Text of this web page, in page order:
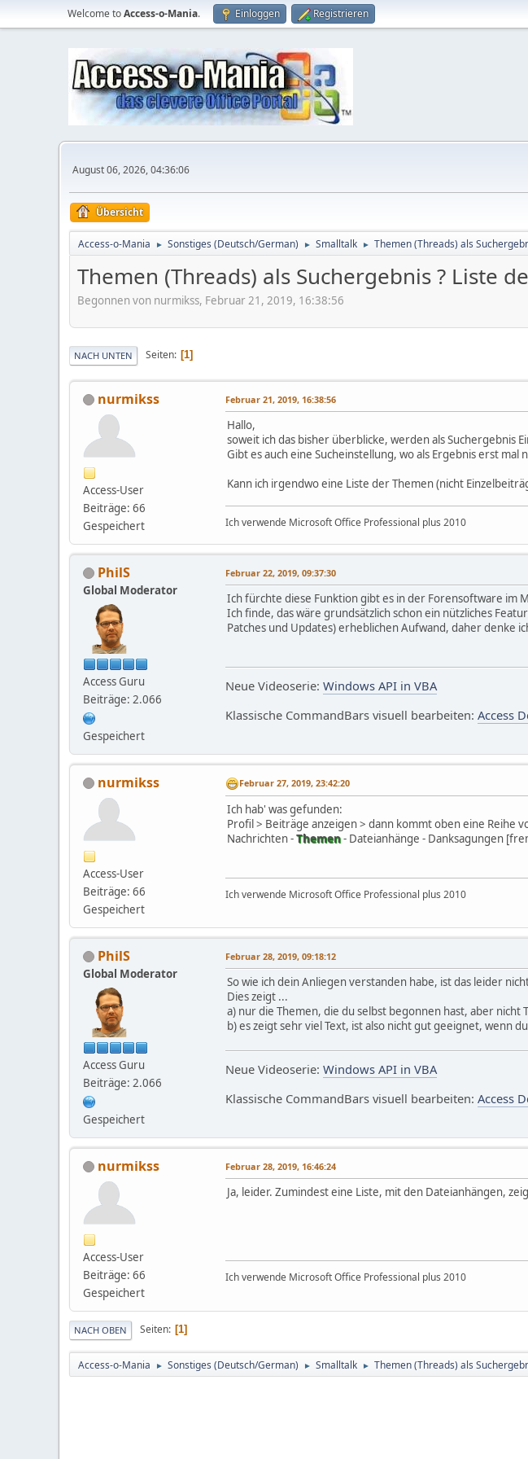
Welcome toAccess-o-Mania. Einloggen Registrieren
August 06, 2026, 04:36:06
Übersicht
Access-o-Mania ► Sonstiges (Deutsch/German) ► Smalltalk ► Themen (Threads) als
Themen (Threads) als Suchergebnis ? Liste
Begonnen von nurmikss, Februar 21, 2019, 16:38:56
NACH UNTEN Seiten 1
nurmikss
Access-User
Beiträge: 66
Gespeichert
Februar 21, 2019, 16:38:56
Hallo,
soweit ich das bisher überblicke, werden als Suchergebnis
Gibt es auch eine Sucheinstellung, wo als Ergebnis erst
Kann ich irgendwo eine Liste der Themen (nicht
Ich verwende Microsoft Office Professional plus 2010
PhilS
Global Moderator
Access Guru
Beiträge: 2.066
Gespeichert
Februar 22, 2019, 09:37:30
Ich fürchte diese Funktion gibt es in der Forensoftware im
Ich finde, das wäre grundsätzlich schon ein nützliches
Patches und Updates) erheblichen Aufwand, daher denke
Neue Videoserie: Windows API in VBA
Klassische CommandBars visuell bearbeiten: Access
nurmikss
Access-User
Beiträge: 66
Gespeichert
Februar 27, 2019, 23:42:20
Ich hab' was gefunden:
Profil > Beiträge anzeigen > dann kommt oben eine Reihe
Nachrichten -Themen- Dateianhänge - Danksagungen
Ich verwende Microsoft Office Professional plus 2010
PhilS
Global Moderator
Access Guru
Beiträge: 2.066
Gespeichert
Februar 28, 2019, 09:18:12
So wie ich dein Anliegen verstanden habe, ist das leider
Dies zeigt ...
a) nur die Themen, die du selbst begonnen hast, aber
b) es zeigt sehr viel Text, ist also nicht gut geeignet, wenn
Neue Videoserie: Windows API in VBA
Klassische CommandBars visuell bearbeiten: Access
nurmikss
Access-User
Beiträge: 66
Gespeichert
Februar 28, 2019, 16:46:24
Ja, leider. Zumindest eine Liste, mit den Dateianhängen,
Ich verwende Microsoft Office Professional plus 2010
NACH OBEN Seiten 1
Access-o-Mania ► Sonstiges (Deutsch/German) ► Smalltalk ► Themen (Threads) als